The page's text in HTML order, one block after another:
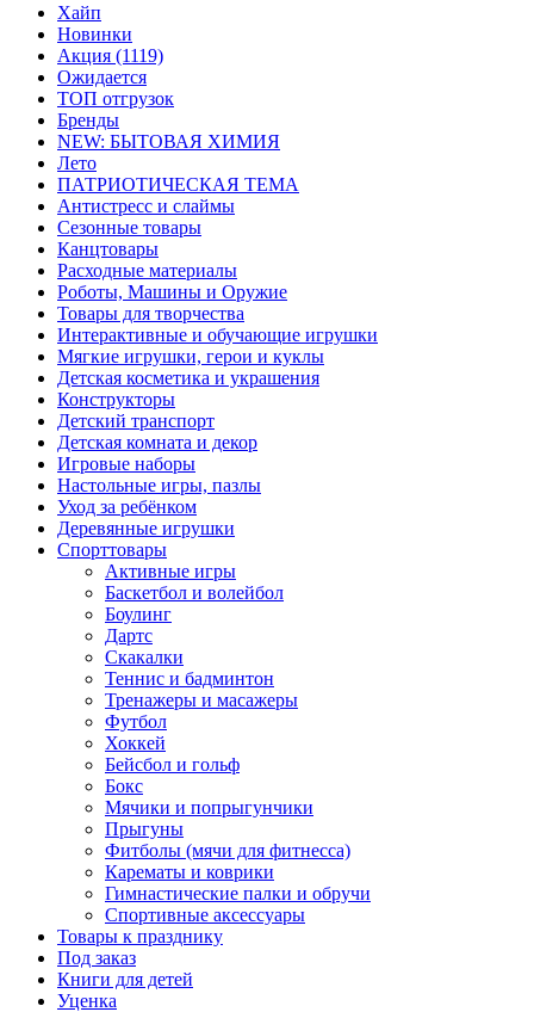
Хайп
Новинки
Акция (1119)
Ожидается
ТОП отгрузок
Бренды
NEW: БЫТОВАЯ ХИМИЯ
Лето
ПАТРИОТИЧЕСКАЯ ТЕМА
Антистресс и слаймы
Сезонные товары
Канцтовары
Расходные материалы
Роботы, Машины и Оружие
Товары для творчества
Интерактивные и обучающие игрушки
Мягкие игрушки, герои и куклы
Детская косметика и украшения
Конструкторы
Детский транспорт
Детская комната и декор
Игровые наборы
Настольные игры, пазлы
Уход за ребёнком
Деревянные игрушки
Спорттовары
Активные игры
Баскетбол и волейбол
Боулинг
Дартс
Скакалки
Теннис и бадминтон
Тренажеры и масажеры
Футбол
Хоккей
Бейсбол и гольф
Бокс
Мячики и попрыгунчики
Прыгуны
Фитболы (мячи для фитнесса)
Карематы и коврики
Гимнастические палки и обручи
Спортивные аксессуары
Товары к празднику
Под заказ
Книги для детей
Уценка